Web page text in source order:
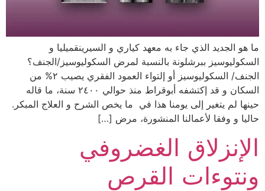
ما هو الجديد الذي جاء به معهد كياري و السيرينقميليا و
السكوليوسيز ببرشلونة بالنسبة لمرض السكوليوسيز/الجنف؟
الجنف/ السكوليوسيز أو إلتواء العمود الفقري يصيب ٢% من
السكان و قد إكتشفه أبوقراط منذ حوالي ٢٤٠٠ سنة، ما قاله
حينها لم يتغير إلى يومنا هذا في ما يخص الشرح و العلاج المبكر.
حاليا و وفقا لأعمالنا المنشورة، مرض […]
الإنزلاق الغضروفي
ونتوءات القرص